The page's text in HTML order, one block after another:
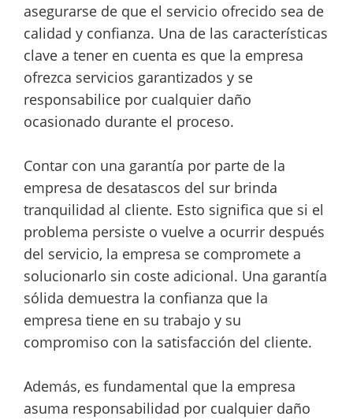
asegurarse de que el servicio ofrecido sea de
calidad y confianza. Una de las características
clave a tener en cuenta es que la empresa
ofrezca servicios garantizados y se
responsabilice por cualquier daño
ocasionado durante el proceso.
Contar con una garantía por parte de la
empresa de desatascos del sur brinda
tranquilidad al cliente. Esto significa que si el
problema persiste o vuelve a ocurrir después
del servicio, la empresa se compromete a
solucionarlo sin coste adicional. Una garantía
sólida demuestra la confianza que la
empresa tiene en su trabajo y su
compromiso con la satisfacción del cliente.
Además, es fundamental que la empresa
asuma responsabilidad por cualquier daño